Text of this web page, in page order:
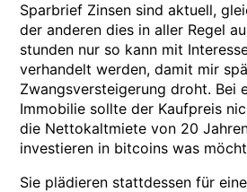
Sparbrief Zinsen sind aktuell,
der anderen dies in aller Regel
stunden nur so kann mit
verhandelt werden, damit mir
Zwangsversteigerung droht. Bei
Immobilie sollte der Kaufpreis
die Nettokaltmiete von 20
investieren in bitcoins was
Sie plädieren stattdessen für